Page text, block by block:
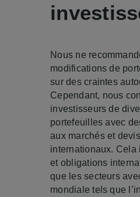
Nous ne
modifications de
sur des craintes
Cependant, nous
investisseurs de
portefeuilles avec
aux marchés et
internationaux. Cela
et obligations
que les secteurs
mondiale tels que